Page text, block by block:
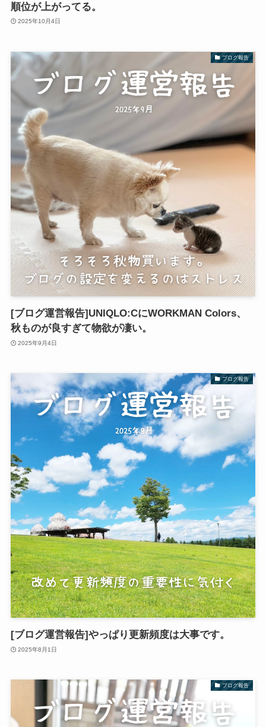
順位が上がってる。
2025年10月4日
ブログ報告
[ブログ運営報告]UNIQLO:CにWORKMAN Colors、
秋ものが良すぎて物欲が凄い。
2025年9月4日
ブログ報告
[ブログ運営報告]やっぱり更新頻度は大事です。
2025年8月1日
ブログ報告